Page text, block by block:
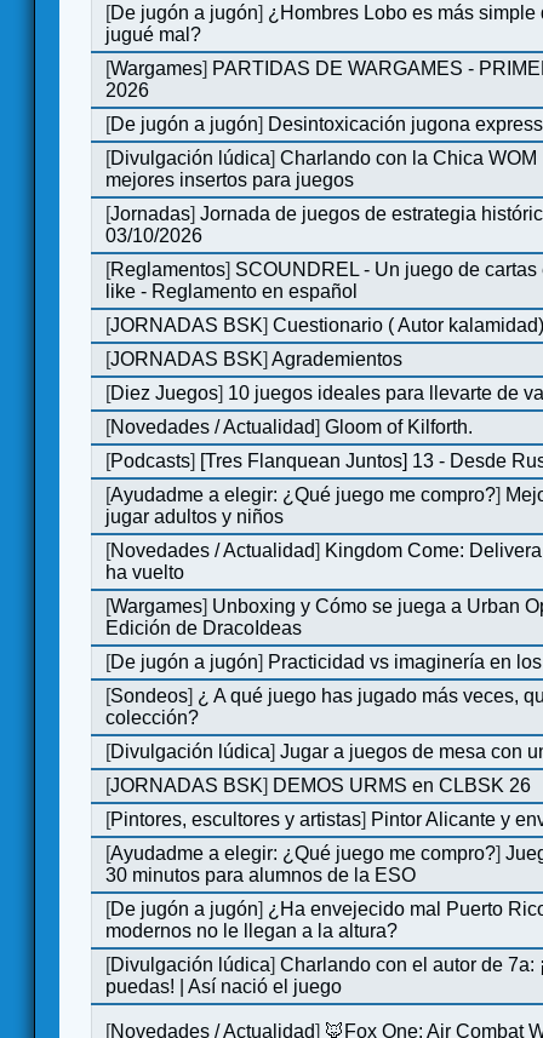
[De jugón a jugón] ¿Hombres Lobo es más simple
jugué mal?
[Wargames] PARTIDAS DE WARGAMES -
2026
[De jugón a jugón] Desintoxicación jugona express
[Divulgación lúdica]Charlando con la Chica WOM
mejores insertos para juegos
[Jornadas]Jornada de juegos de estrategia
03/10/2026
[Reglamentos] SCOUNDREL - Un juego de
like - Reglamento en español
[JORNADAS BSK]Cuestionario ( Autor
[JORNADAS BSK]Agrademientos
[Diez Juegos] 10 juegos ideales para llevarte de
[Novedades / Actualidad]Gloom of Kilforth.
[Podcasts] [Tres Flanquean Juntos] 13 - Desde
[Ayudadme a elegir: ¿Qué juego me compro?]
jugar adultos y niños
[Novedades / Actualidad] Kingdom Come:
ha vuelto
[Wargames] Unboxing y Cómo se juega a Urban
Edición de DracoIdeas
[De jugón a jugón] Practicidad vs imaginería en
[Sondeos] ¿ A qué juego has jugado más veces,
colección?
[Divulgación lúdica]Jugar a juegos de mesa con
[JORNADAS BSK] DEMOS URMS en CLBSK 26
[Pintores, escultores y artistas] Pintor Alicante y
[Ayudadme a elegir: ¿Qué juego me compro?]
30 minutos para alumnos de la ESO
[De jugón a jugón] ¿Ha envejecido mal Puerto
modernos no le llegan a la altura?
[Divulgación lúdica]Charlando con el autor de 7a:
puedas! | Así nació el juego
[Novedades / Actualidad] 🦊Fox One: Air Combat